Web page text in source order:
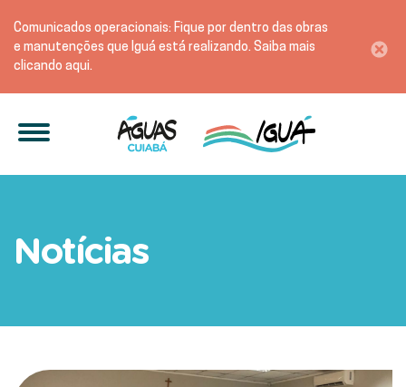
Comunicados operacionais: Fique por dentro das obras
e manutenções que Iguá está realizando. Saiba mais
clicando aqui.
Notícias